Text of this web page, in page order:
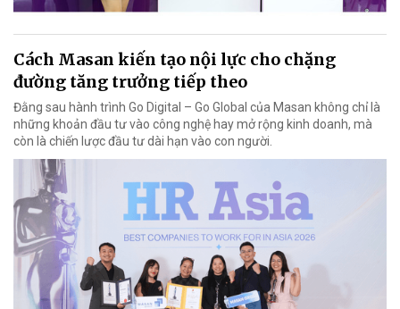
Cách Masan kiến tạo nội lực cho chặng
đường tăng trưởng tiếp theo
Đằng sau hành trình Go Digital – Go Global của Masan không chỉ là
những khoản đầu tư vào công nghệ hay mở rộng kinh doanh, mà
còn là chiến lược đầu tư dài hạn vào con người.